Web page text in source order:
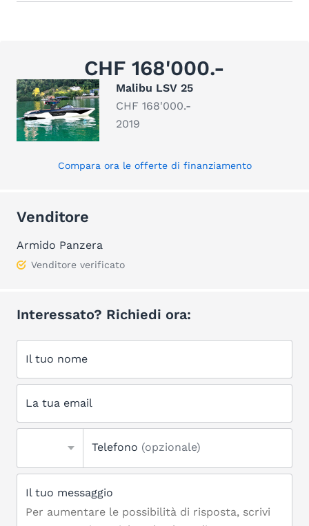
CHF 168'000.-
Malibu LSV 25
CHF 168'000.-
2019
Compara ora le offerte di finanziamento
Venditore
Armido Panzera
Venditore verificato
Interessato? Richiedi ora:
Il tuo nome
La tua email
Telefono (opzionale)
Il tuo messaggio